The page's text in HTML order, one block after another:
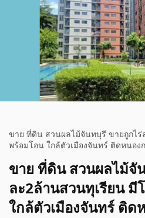
ขาย ที่ดิน สวนผลไม้จันทบุรี ขายถูกไ
พร้อมโอน ใกล้ตัวเมืองจันทร์ ติดหนอง
ขาย ที่ดิน สวนผลไม้จั
ละ2ล้านสวนทุเรียน
ใกล้ตัวเมืองจันทร์ ติด